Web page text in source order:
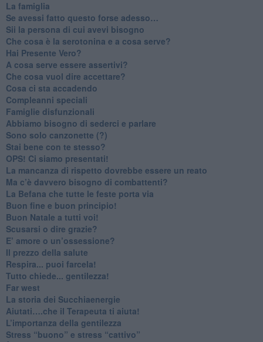
​La famiglia
​Se avessi fatto questo forse adesso…
​Sii la persona di cui avevi bisogno
Che cosa è la serotonina e a cosa serve?
​Hai Presente Vero?
A cosa serve essere assertivi?
​Che cosa vuol dire accettare?
​Cosa ci sta accadendo
​Compleanni speciali
​Famiglie disfunzionali
​Abbiamo bisogno di sederci e parlare
Sono solo canzonette (?)
​Stai bene con te stesso?
​OPS! Ci siamo presentati!
​La mancanza di rispetto dovrebbe essere un reato
​Ma c’è davvero bisogno di combattenti?
​La Befana che tutte le feste porta via
Buon fine e buon principio!
​Buon Natale a tutti voi!
​Scusarsi o dire grazie?
​E’ amore o un’ossessione?
​Il prezzo della salute
​Respira... puoi farcela!
​Tutto chiede... gentilezza!
​Far west
​La storia dei Succhiaenergie
​Aiutati….che il Terapeuta ti aiuta!
​L’importanza della gentilezza
​Stress “buono” e stress “cattivo”